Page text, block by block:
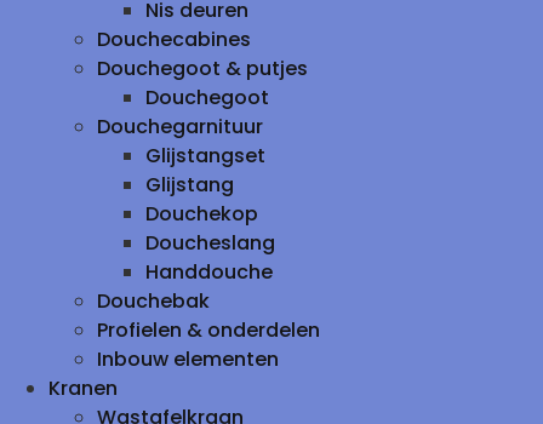
Nis deuren
Douchecabines
Douchegoot & putjes
Douchegoot
Douchegarnituur
Glijstangset
Glijstang
Douchekop
Doucheslang
Handdouche
Douchebak
Profielen & onderdelen
Inbouw elementen
Kranen
Wastafelkraan